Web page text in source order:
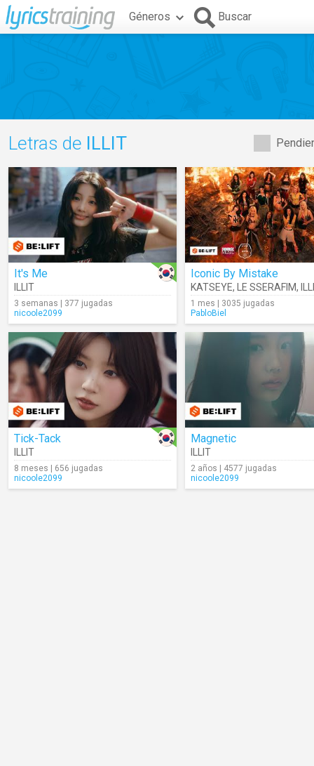
Géneros Buscar
Letras de ILLIT
It's Me
ILLIT
3 semanas | 377 jugadas
nicoole2099
Iconic By Mistake
KATSEYE, LE SSERAFIM,
1 mes | 3035 jugadas
PabloBiel
Tick-Tack
ILLIT
8 meses | 656 jugadas
nicoole2099
Magnetic
ILLIT
2 años | 4577 jugadas
nicoole2099